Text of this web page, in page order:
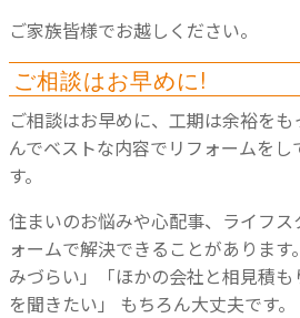
ご家族皆様でお越しください。
ご相談はお早めに!
ご相談はお早めに、工期は余裕を
んでベストな内容でリフォームを
す。
住まいのお悩みや心配事、ライフ
ォームで解決できることがあります。
みづらい」「ほかの会社と相見積
を聞きたい」
もちろん大丈夫です。